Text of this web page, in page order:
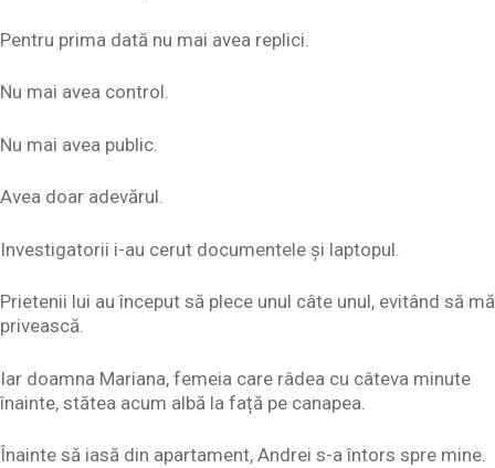
Pentru prima dată nu mai avea replici.
Nu mai avea control.
Nu mai avea public.
Avea doar adevărul.
Investigatorii i-au cerut documentele și laptopul.
Prietenii lui au început să plece unul câte unul, evitând să mă
privească.
Iar doamna Mariana, femeia care râdea cu câteva minute
înainte, stătea acum albă la față pe canapea.
Înainte să iasă din apartament, Andrei s-a întors spre mine.